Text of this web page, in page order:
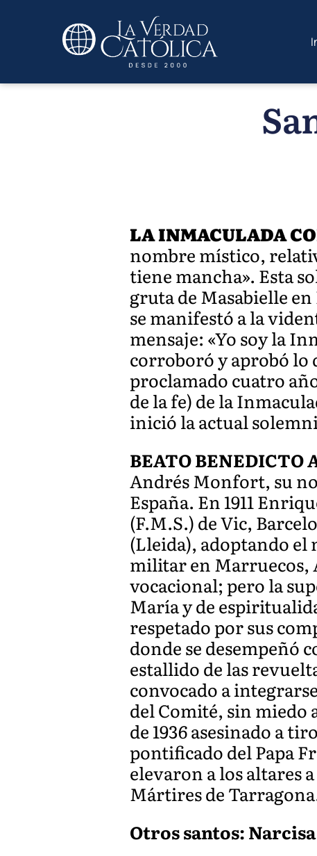
LA INMACULADA
nombre místico,
tiene mancha». Esta
gruta de Masabielle
se manifestó a la
mensaje: «Yo soy la
corroboró y aprobó lo
proclamado cuatro
de la fe) de la
inició la actual
BEATO BENEDICTO
Andrés Monfort, su
España. En 1911
(F.M.S.) de Vic,
(Lleida), adoptando el
militar en Marruecos,
vocacional; pero la
María y de
respetado por sus
donde se desempeñó
estallido de las
convocado a
del Comité, sin miedo
de 1936 asesinado a
pontificado del Papa
elevaron a los altares
Mártires de
Otros santos: